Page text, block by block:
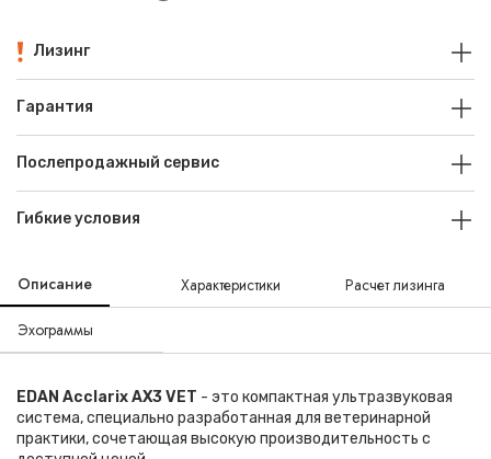
Лизинг
Гарантия
Послепродажный сервис
Гибкие условия
Описание Характеристики Расчет лизинга
Эхограммы
EDAN Acclarix AX3 VET - это компактная ультразвуковая
система, специально разработанная для ветеринарной
практики, сочетающая высокую производительность с